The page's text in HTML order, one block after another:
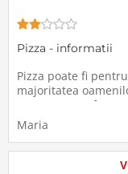
Pizza - informatii
Pizza poate fi pentru
majoritatea
mancarea preferata,
deoarece are un
bun, specific. Tara de
origine este Italia,
exact din Napoli,
Maria